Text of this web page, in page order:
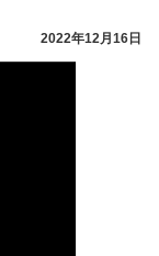
2022年12月16日